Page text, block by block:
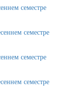
семестре
семестре
семестре
семестре